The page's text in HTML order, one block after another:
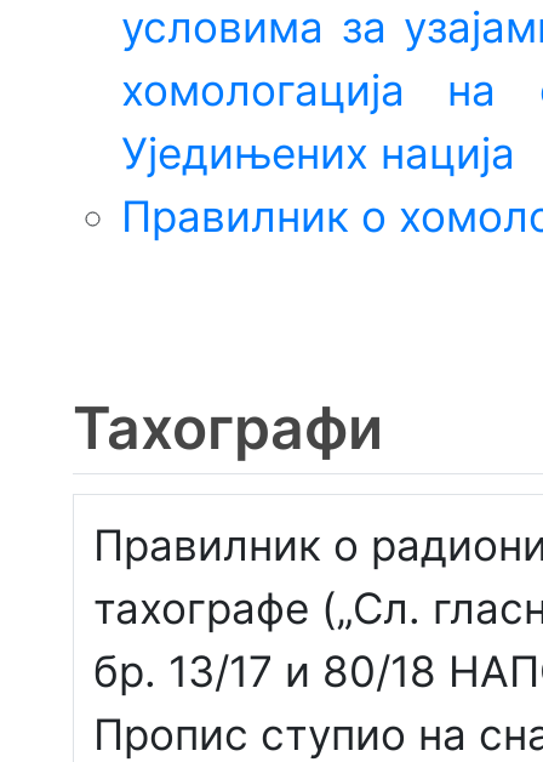
условима за
хомологација на
Уједињених нација
Правилник о
Тахографи
Правилник о
тахографе („Сл.
бр. 13/17 и 80/18
Пропис ступио на